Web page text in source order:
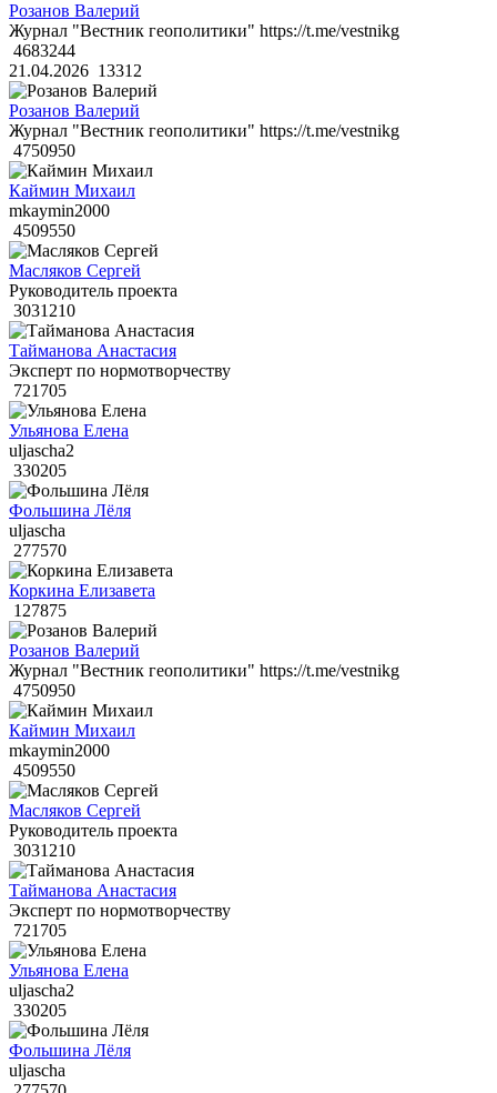
Розанов Валерий
Журнал "Вестник геополитики" https://t.me/vestnikg
4683244
21.04.2026 13312
Розанов Валерий
Журнал "Вестник геополитики" https://t.me/vestnikg
4750950
Каймин Михаил
mkaymin2000
4509550
Масляков Сергей
Руководитель проекта
3031210
Тайманова Анастасия
Эксперт по нормотворчеству
721705
Ульянова Елена
uljascha2
330205
Фольшина Лёля
uljascha
277570
Коркина Елизавета
127875
Розанов Валерий
Журнал "Вестник геополитики" https://t.me/vestnikg
4750950
Каймин Михаил
mkaymin2000
4509550
Масляков Сергей
Руководитель проекта
3031210
Тайманова Анастасия
Эксперт по нормотворчеству
721705
Ульянова Елена
uljascha2
330205
Фольшина Лёля
uljascha